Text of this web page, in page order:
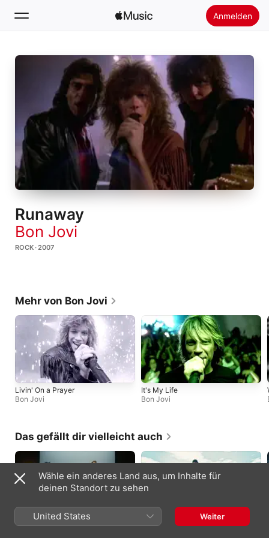
Anmelden
Suchen
Startseite
Neu
Radio
Apple Music installieren
Runaway
Bon Jovi
ROCK · 2007
Mehr von Bon Jovi
Livin' On a Prayer
Bon Jovi
It's My Life
Bon Jovi
Das gefällt dir vielleicht auch
White Wedding (Live from Apple
The Way You Are
Wähle ein anderes Land aus, um Inhalte für
deinen Standort zu sehen
United States Weiter